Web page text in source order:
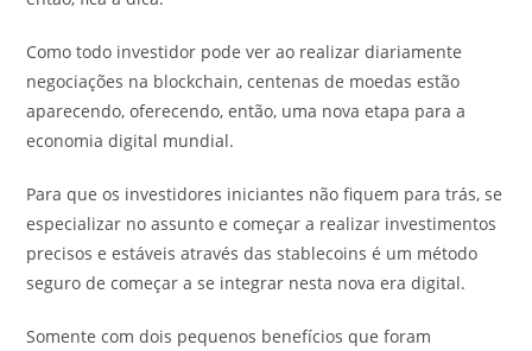
Como todo investidor pode ver ao realizar diariamente
negociações na blockchain, centenas de moedas estão
aparecendo, oferecendo, então, uma nova etapa para a
economia digital mundial.
Para que os investidores iniciantes não fiquem para trás, se
especializar no assunto e começar a realizar investimentos
precisos e estáveis através das stablecoins é um método
seguro de começar a se integrar nesta nova era digital.
Somente com dois pequenos benefícios que foram